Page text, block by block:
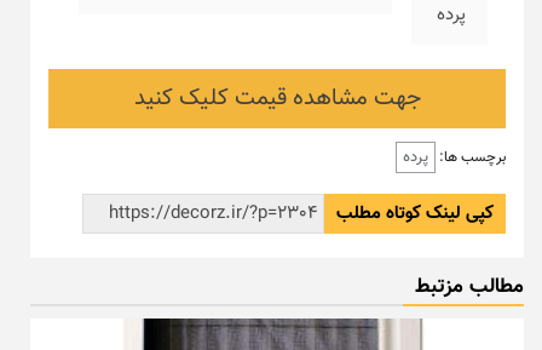
پرده
جهت مشاهده قیمت کلیک کنید
برچسب ها: پرده
کپی لینک کوتاه مطلب
مطالب مزتبط